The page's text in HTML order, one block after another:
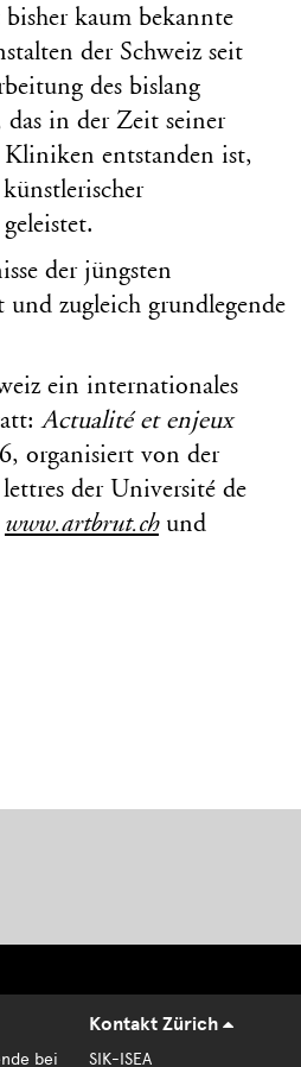
kaum bekannte
der Schweiz seit
des bislang
in der Zeit seiner
entstanden ist,
der jüngsten
zugleich grundlegende
ein internationales
Actualité et enjeux
organisiert von der
der Université de
www.artbrut.chund
bei
Kontakt Zürich
SIK-ISEA